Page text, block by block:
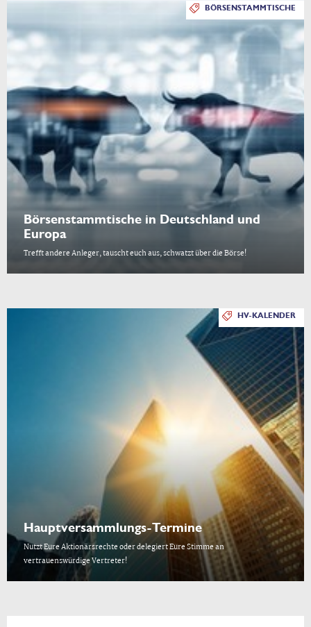
BÖRSENSTAMMTISCHE
Börsenstammtische in Deutschland und
Europa
Trefft andere Anleger, tauscht euch aus, schwatzt über die Börse!
HV-KALENDER
Hauptversammlungs-Termine
Nutzt Eure Aktionärsrechte oder delegiert Eure Stimme an
vertrauenswürdige Vertreter!